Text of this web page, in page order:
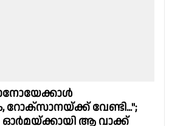
റോക്സാനയ്ക്ക് വേണ്ടി...";
ആ വാക്ക്